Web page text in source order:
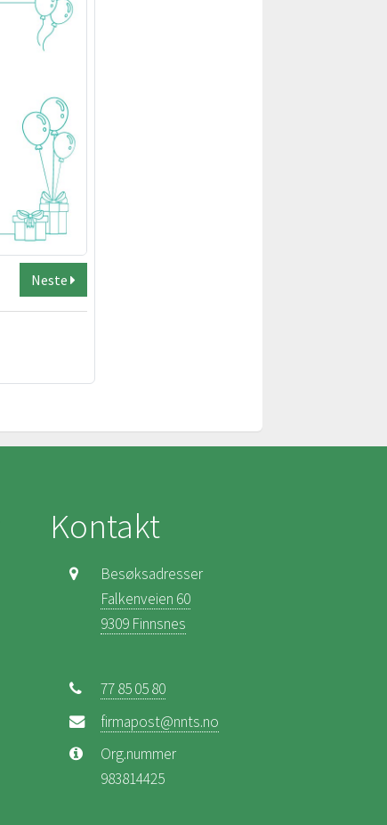
Neste
Kontakt
Besøksadresser
Falkenveien 60
9309 Finnsnes
77 85 05 80
firmapost@nnts.no
Org.nummer
983814425